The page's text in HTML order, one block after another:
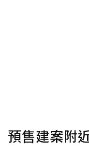
預售建案附